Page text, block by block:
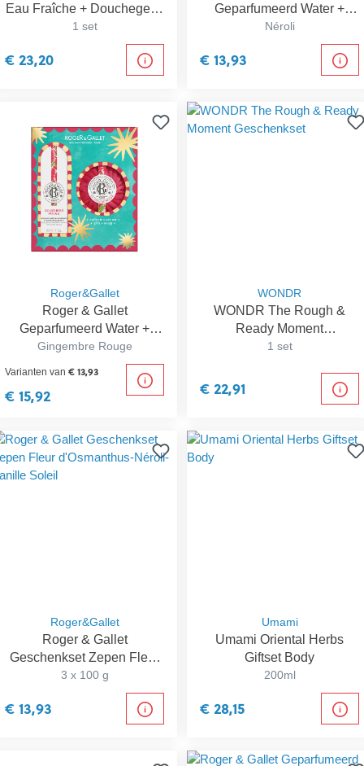
Eau Fraîche + Douchegel +
Kaars Geschenkset
1 set
€ 23,20
Geparfumeerd Water +
Zeep Geschenkset
Néroli
€ 13,93
Roger&Gallet
Roger & Gallet
Geparfumeerd Water +
Zeep Geschenkset
Gingembre Rouge
Varianten van€ 13,93
€ 15,92
WONDR
WONDR The Rough &
Ready Moment
Geschenkset
1 set
€ 22,91
Roger&Gallet
Roger & Gallet
Geschenkset Zepen Fleur
d'Osmanthus-Néroli-Vanille
3 x 100 g
€ 13,93
Umami
Umami Oriental Herbs
Giftset Body
200ml
€ 28,15